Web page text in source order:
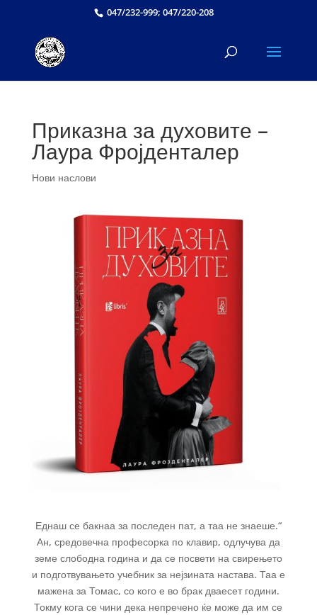
047/232-999; 047/220-208
Приказна за духовите –
Лаура Фројденталер
Нови наслови
Еднаш се бакнаа за последен пат, а таа не знаеше.“
Ан, средовечна професорка по клавир, одлучува да
земе слободна година и да се посвети на свирењето
и подготвувањето учебник за нејзината настава. Таа е
мажена за Томас, со кого е во брак дваесет години.
Токму кога се чини дека непречено ќе може да им се